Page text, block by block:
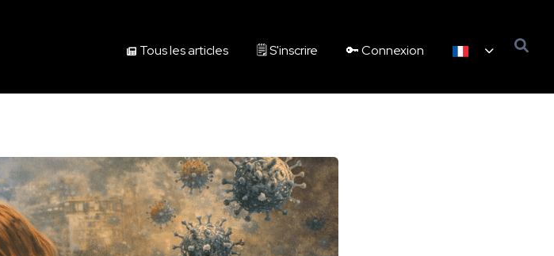
Tous les articles 🗒️ S'inscrire 🔑 Connexion